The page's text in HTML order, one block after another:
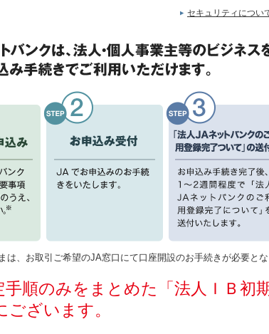
セキュリティについ
は、お取引ご希望のJA窓口にて口座開設のお手続きが必要とな
順のみをまとめた「法人ＩＢ初
ございます。